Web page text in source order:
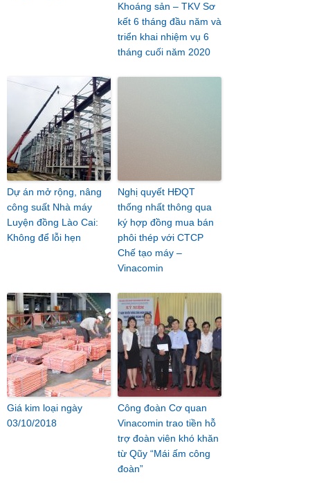
Khoáng sản – TKV Sơ
kết 6 tháng đầu năm và
triển khai nhiệm vụ 6
tháng cuối năm 2020
Dự án mở rộng, nâng
công suất Nhà máy
Luyện đồng Lào Cai:
Không để lỗi hẹn
Nghị quyết HĐQT
thống nhất thông qua
ký hợp đồng mua bán
phôi thép với CTCP
Chế tạo máy –
Vinacomin
Giá kim loại ngày
03/10/2018
Công đoàn Cơ quan
Vinacomin trao tiền hỗ
trợ đoàn viên khó khăn
từ Qũy “Mái ấm công
đoàn”